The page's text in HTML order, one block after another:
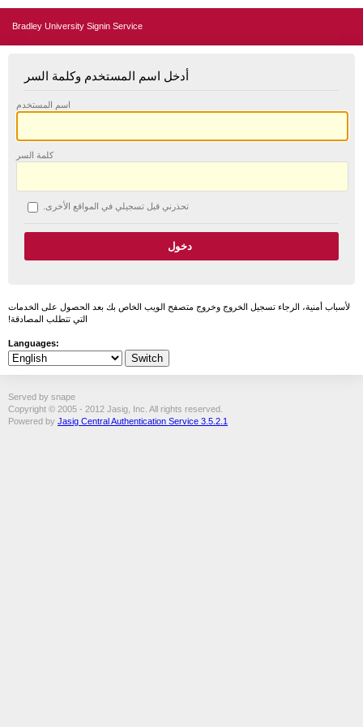
Bradley University Signin Service
أدخل اسم المستخدم وكلمة السر
اسم المستخدم
كلمة السر
تحذرني قبل تسجيلي في المواقع الأخرى.
لأسباب أمنية، الرجاء تسجيل الخروج وخروج متصفح الويب الخاص بك بعد الحصول على الخدمات
التي تتطلب المصادقة!
Languages:
Served by snape
Copyright © 2005 - 2012 Jasig, Inc. All rights reserved.
Powered by Jasig Central Authentication Service 3.5.2.1